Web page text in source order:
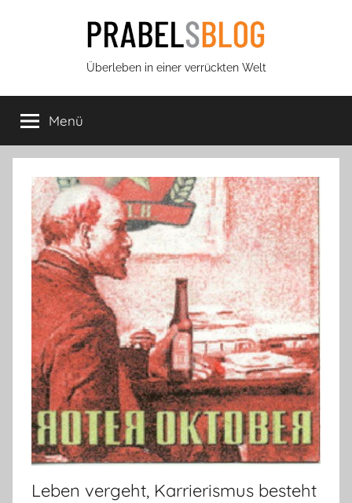
Prabels
Blog
Überleben in einer verrückten Welt
Menü
Leben vergeht, Karrierismus besteht